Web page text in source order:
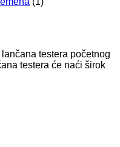
testera početnog
testera će naći širok